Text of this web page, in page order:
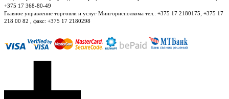
+375 17 368-80-49
Главное управление торговли и услуг Мингорисполкома тел.: +375 17 2180175, +375 17
218 00 82 , факс: +375 17 2180298